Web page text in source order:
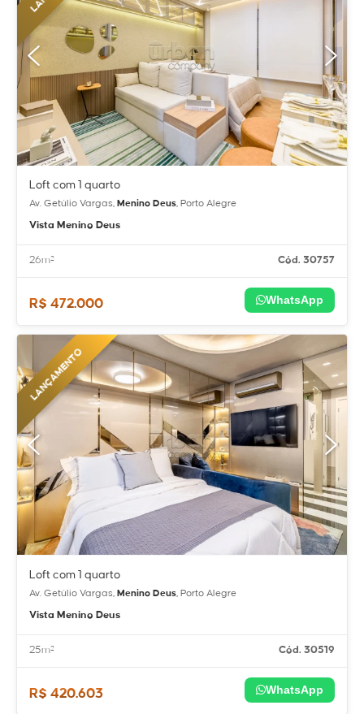
Loft com 1 quarto
Av. Getúlio Vargas, Menino Deus, Porto Alegre
Vista Menino Deus
26m² Cód. 30757
R$ 472.000 WhatsApp
LANÇAMENTO
Loft com 1 quarto
Av. Getúlio Vargas, Menino Deus, Porto Alegre
Vista Menino Deus
25m² Cód. 30519
R$ 420.603 WhatsApp